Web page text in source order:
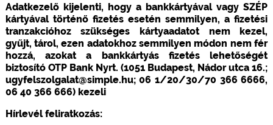
Adatkezelő kijelenti, hogy a bankkártyával vagy SZÉP
kártyával történő fizetés esetén semmilyen, a fizetési
tranzakcióhoz szükséges kártyaadatot nem kezel,
gyűjt, tárol, ezen adatokhoz semmilyen módon nem fér
hozzá, azokat a bankkártyás fizetés lehetőségét
biztosító OTP Bank Nyrt. (1051 Budapest, Nádor utca 16.;
ugyfelszolgalat@simple.hu; 06 1/20/30/70 366 6666,
06 40 366 666) kezeli
Hírlevél feliratkozás: